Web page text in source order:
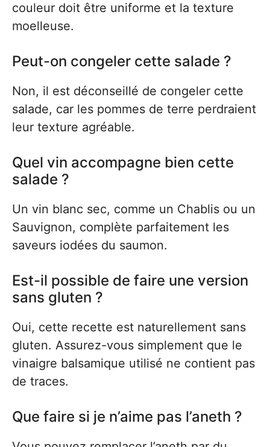
couleur doit être uniforme et la texture
moelleuse.
Peut-on congeler cette salade ?
Non, il est déconseillé de congeler cette
salade, car les pommes de terre perdraient
leur texture agréable.
Quel vin accompagne bien cette
salade ?
Un vin blanc sec, comme un Chablis ou un
Sauvignon, complète parfaitement les
saveurs iodées du saumon.
Est-il possible de faire une version
sans gluten ?
Oui, cette recette est naturellement sans
gluten. Assurez-vous simplement que le
vinaigre balsamique utilisé ne contient pas
de traces.
Que faire si je n’aime pas l’aneth ?